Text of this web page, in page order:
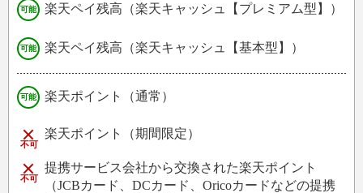
楽天ペイ残高（楽天キャッシュ【プレミアム型】）
楽天ペイ残高（楽天キャッシュ【基本型】）
楽天ポイント（通常）
楽天ポイント（期間限定）
提携サービス会社から交換された楽天ポイント
（JCBカード、DCカード、Oricoカードなどの提携